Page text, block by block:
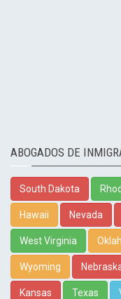
ABOGADOS DE
South Dakota
Hawaii Nevada
West Virginia
Wyoming
Kansas Texas